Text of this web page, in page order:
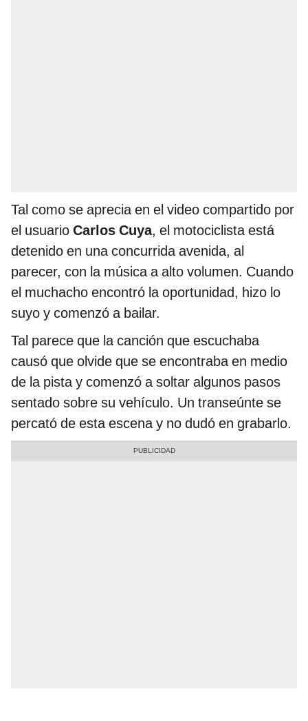
Tal como se aprecia en el video compartido por
el usuario Carlos Cuya, el motociclista está
detenido en una concurrida avenida, al
parecer, con la música a alto volumen. Cuando
el muchacho encontró la oportunidad, hizo lo
suyo y comenzó a bailar.
Tal parece que la canción que escuchaba
causó que olvide que se encontraba en medio
de la pista y comenzó a soltar algunos pasos
sentado sobre su vehículo. Un transeúnte se
percató de esta escena y no dudó en grabarlo.